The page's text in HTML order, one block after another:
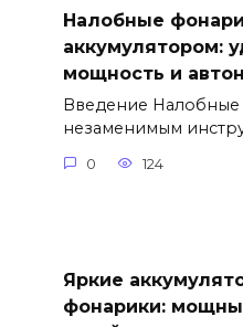
Налобные
аккумулятором:
мощность и
Введение Налобные
незаменимым
0 124
Яркие
фонарики: